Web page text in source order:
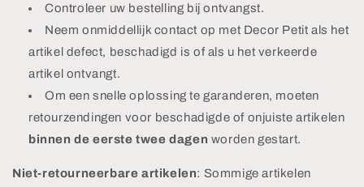
Controleer uw bestelling bij ontvangst.
Neem onmiddellijk contact op met Decor Petit als het
artikel defect, beschadigd is of als u het verkeerde
artikel ontvangt.
Om een ​​snelle oplossing te garanderen, moeten
retourzendingen voor beschadigde of onjuiste artikelen
binnen de eerste twee dagen worden gestart.
Niet-retourneerbare artikelen: Sommige artikelen